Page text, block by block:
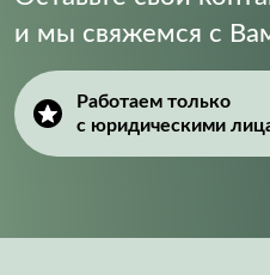
и мы свяжемся с
Работаем только
с юридическими